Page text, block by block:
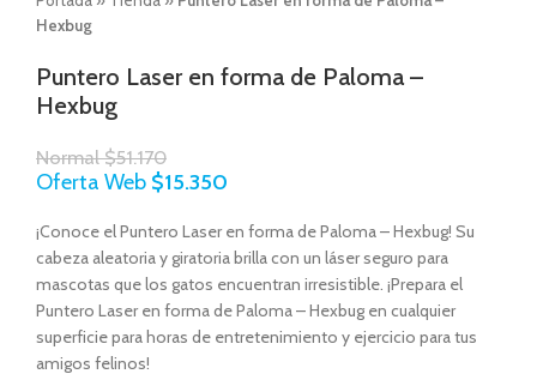
Hexbug
Puntero Laser en forma de Paloma –
Hexbug
Normal$51.170
Oferta Web $15.350
¡Conoce el Puntero Laser en forma de Paloma – Hexbug! Su
cabeza aleatoria y giratoria brilla con un láser seguro para
mascotas que los gatos encuentran irresistible. ¡Prepara el
Puntero Laser en forma de Paloma – Hexbug en cualquier
superficie para horas de entretenimiento y ejercicio para tus
amigos felinos!